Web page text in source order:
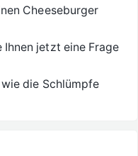
Cheeseburger
Ihnen jetzt eine Frage
die Schlümpfe